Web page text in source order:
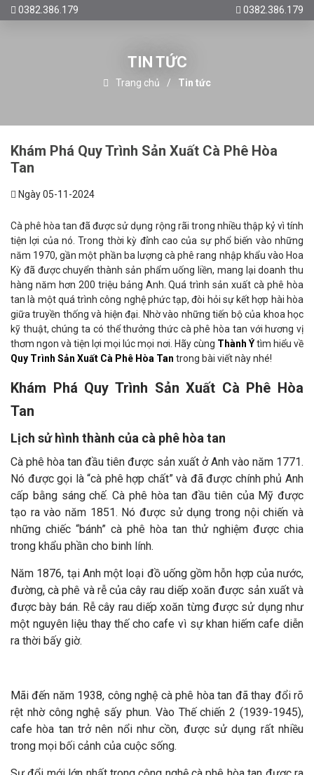
0382.386.179 0382.386.179
TIN TỨC
Trang chủ Tin tức
Khám Phá Quy Trình Sản Xuất Cà Phê Hòa
Tan
Ngày 05-11-2024
Cà phê hòa tan đã được sử dụng rộng rãi trong nhiều thập kỷ vì tính
tiện lợi của nó. Trong thời kỳ đỉnh cao của sự phổ biến vào những
năm 1970, gần một phần ba lượng cà phê rang nhập khẩu vào Hoa
Kỳ đã được chuyển thành sản phẩm uống liền, mang lại doanh thu
hàng năm hơn 200 triệu bảng Anh. Quá trình sản xuất cà phê hòa
tan là một quá trình công nghệ phức tạp, đòi hỏi sự kết hợp hài hòa
giữa truyền thống và hiện đại. Nhờ vào những tiến bộ của khoa học
kỹ thuật, chúng ta có thể thưởng thức cà phê hòa tan với hương vị
thơm ngon và tiện lợi mọi lúc mọi nơi. Hãy cùng Thành Ýtìm hiểu về
Quy Trình Sản Xuất Cà Phê Hòa Tan trong bài viết này nhé!
Khám Phá Quy Trình Sản Xuất Cà Phê Hòa
Tan
Lịch sử hình thành của cà phê hòa tan
Cà phê hòa tan đầu tiên được sản xuất ở Anh vào năm 1771.
Nó được gọi là “cà phê hợp chất” và đã được chính phủ Anh
cấp bằng sáng chế. Cà phê hòa tan đầu tiên của Mỹ được
tạo ra vào năm 1851. Nó được sử dụng trong nội chiến và
những chiếc “bánh” cà phê hòa tan thử nghiệm được chia
trong khẩu phần cho binh lính.
Năm 1876, tại Anh một loại đồ uống gồm hỗn hợp của nước,
đường, cà phê và rễ của cây rau diếp xoăn được sản xuất và
được bày bán. Rễ cây rau diếp xoăn từng được sử dụng như
một nguyên liệu thay thế cho cafe vì sự khan hiếm cafe diễn
ra thời bấy giờ.
Mãi đến năm 1938, công nghệ cà phê hòa tan đã thay đổi rõ
rệt nhờ công nghệ sấy phun. Vào Thế chiến 2 (1939-1945),
cafe hòa tan trở nên nổi như cồn, được sử dụng rất nhiều
trong mọi bối cảnh của cuộc sống.